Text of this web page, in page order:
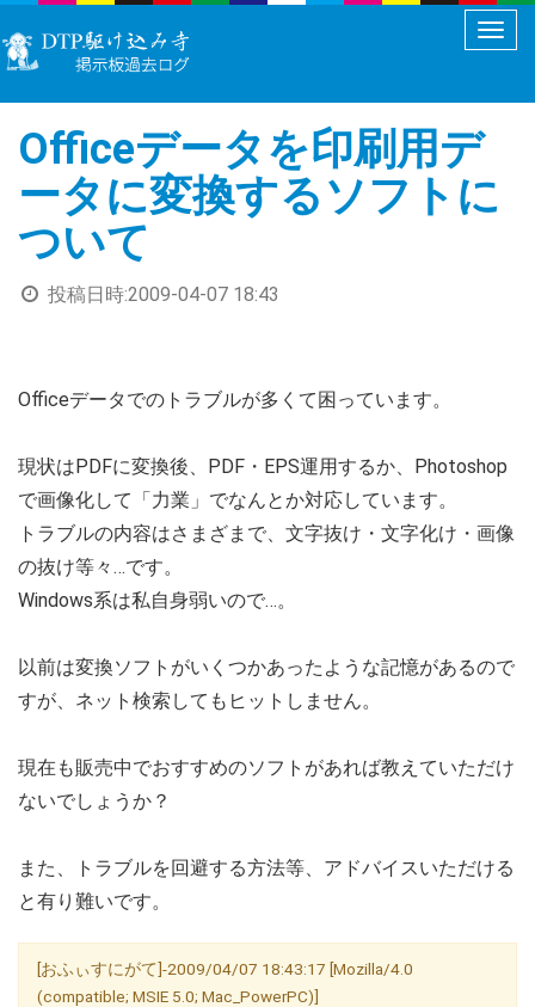
メ
ュ
り
Officeデータを印刷用デ
ータに変換するソフトに
ついて
投稿日時:2009-04-07 18:43
Officeデータでのトラブルが多くて困っています。
現状はPDFに変換後、PDF・EPS運用するか、Photoshop
で画像化して「力業」でなんとか対応しています。
トラブルの内容はさまざまで、文字抜け・文字化け・画像
の抜け等々…です。
Windows系は私自身弱いので…。
以前は変換ソフトがいくつかあったような記憶があるので
すが、ネット検索してもヒットしません。
現在も販売中でおすすめのソフトがあれば教えていただけ
ないでしょうか？
また、トラブルを回避する方法等、アドバイスいただける
と有り難いです。
[おふぃすにがて]-2009/04/07 18:43:17 [Mozilla/4.0
(compatible; MSIE 5.0; Mac_PowerPC)]